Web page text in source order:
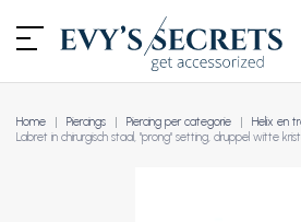
Home Piercings Piercing per categorie
Helix en
Labret in chirurgisch staal, "prong" setting, druppel witte